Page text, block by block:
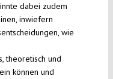
dabei zudem
inwiefern
wie
theoretisch und
können und